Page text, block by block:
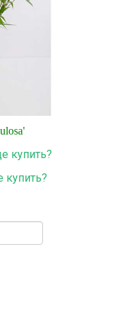
'
купить?
купить?